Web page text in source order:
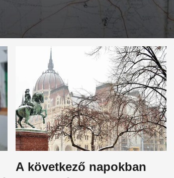
A következő napokban